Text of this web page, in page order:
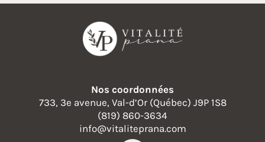
Nos coordonnées
733, 3e avenue, Val-d’Or (Québec) J9P 1S8
(819) 860-3634
info@vitaliteprana.com